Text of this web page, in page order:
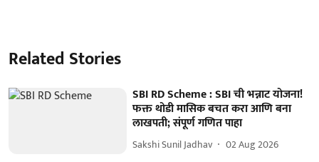
Related Stories
SBI RD Scheme : SBI ची भन्नाट योजना!
फक्त थोडी मासिक बचत करा आणि बना
लाखपती; संपूर्ण गणित पाहा
Sakshi Sunil Jadhav 02 Aug 2026